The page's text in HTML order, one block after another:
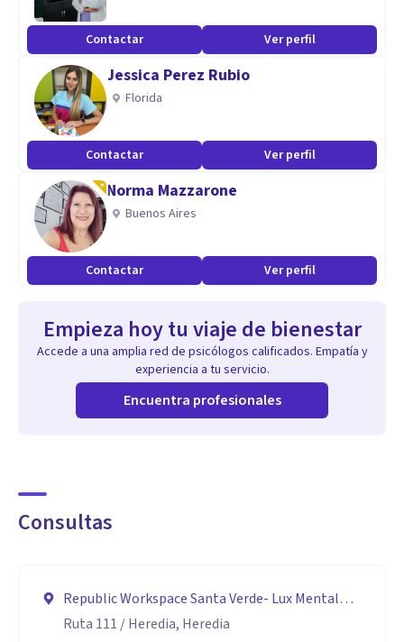
Contactar Ver perfil
Jessica Perez Rubio
Florida
Contactar Ver perfil
Norma Mazzarone
Buenos Aires
Contactar Ver perfil
Empieza hoy tu viaje de bienestar
Accede a una amplia red de psicólogos calificados. Empatía y
experiencia a tu servicio.
Encuentra profesionales
Consultas
Republic Workspace Santa Verde- Lux Mental
Psicología
Ruta 111 / Heredia, Heredia